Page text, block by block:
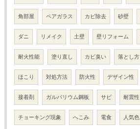
角部屋 ペアガラス カビ除去 砂壁
ダニ リメイク 土壁 壁リフォーム
耐火性能 塗り直し カビ臭い 落とし方
ほこり 対処方法 防火性 デザイン性
接着剤 ガルバリウム鋼板 サビ 耐震性
チョーキング現象 へこみ 電食 人気色